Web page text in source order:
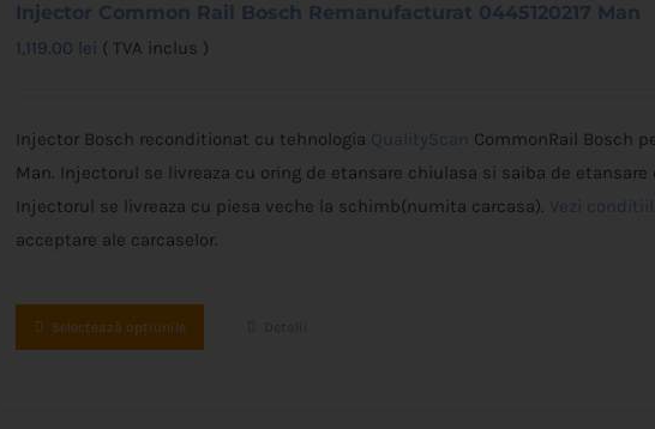
Injector Common Rail Bosch Remanufacturat 0445120217 Man
1,119.00 lei ( TVA inclus )
Injector Bosch reconditionat cu tehnologia QualityScan CommonRail Bosch
Man. Injectorul se livreaza cu oring de etansare chiulasa si saiba de etansare
Injectorul se livreaza cu piesa veche la schimb(numita carcasa). Vezi
acceptare ale carcaselor.
Selectează opțiunile Detalii